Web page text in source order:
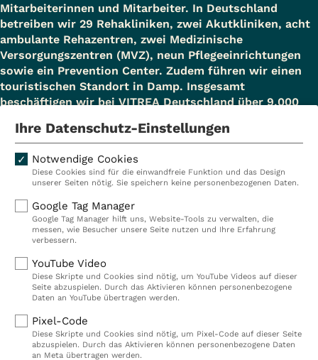
Mitarbeiterinnen und Mitarbeiter. In Deutschland
betreiben wir 29 Rehakliniken, zwei Akutkliniken, acht
ambulante Rehazentren, zwei Medizinische
Versorgungszentren (MVZ), neun Pflegeeinrichtungen
sowie ein Prevention Center. Zudem führen wir einen
touristischen Standort in Damp. Insgesamt
beschäftigen wir bei VITREA Deutschland über 9.000
Kliniken
Ambulant
Reha
Prävention
Karriere
VITREA Deutschland
IMPRESSUM
HINWEISGEBERSYSTEM
AUFSICHTSBEHÖRDEN
Ihre Datenschutz-Einstellungen
Notwendige Cookies
Diese Cookies sind für die einwandfreie Funktion und das Design
unserer Seiten nötig. Sie speichern keine personenbezogenen Daten.
Google Tag Manager
Google Tag Manager hilft uns, Website-Tools zu verwalten, die
messen, wie Besucher unsere Seite nutzen und Ihre Erfahrung
verbessern.
YouTube Video
Diese Skripte und Cookies sind nötig, um YouTube Videos auf dieser
Seite abzuspielen. Durch das Aktivieren können personenbezogene
Daten an YouTube übertragen werden.
Pixel-Code
Diese Skripte und Cookies sind nötig, um Pixel-Code auf dieser Seite
abzuspielen. Durch das Aktivieren können personenbezogene Daten
an Meta übertragen werden.